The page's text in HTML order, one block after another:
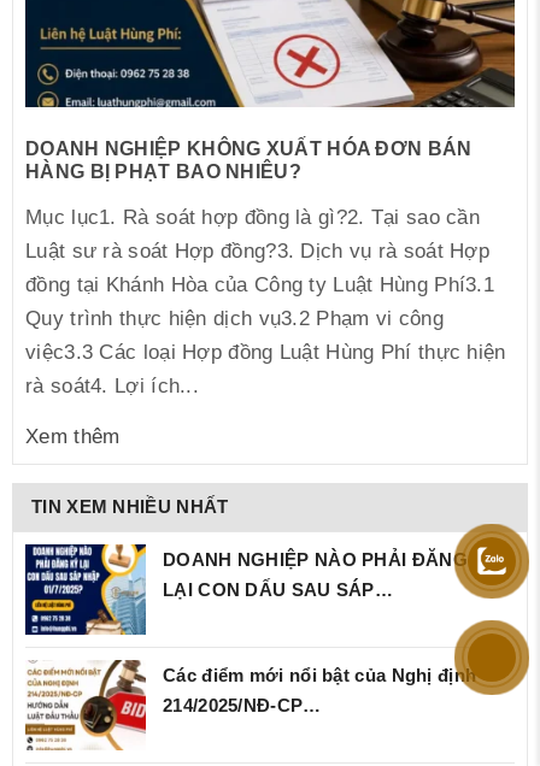
DOANH NGHIỆP KHÔNG XUẤT HÓA ĐƠN BÁN
HÀNG BỊ PHẠT BAO NHIÊU?
Mục lục1. Rà soát hợp đồng là gì?2. Tại sao cần
Luật sư rà soát Hợp đồng?3. Dịch vụ rà soát Hợp
đồng tại Khánh Hòa của Công ty Luật Hùng Phí3.1
Quy trình thực hiện dịch vụ3.2 Phạm vi công
việc3.3 Các loại Hợp đồng Luật Hùng Phí thực hiện
rà soát4. Lợi ích...
Xem thêm
TIN XEM NHIỀU NHẤT
DOANH NGHIỆP NÀO PHẢI ĐĂNG KÝ
LẠI CON DẤU SAU SÁP…
Các điểm mới nổi bật của Nghị định
214/2025/NĐ‑CP…